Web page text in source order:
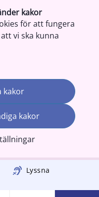
kakor
för att fungera
vi ska kunna
kakor
kakor
Lyssna